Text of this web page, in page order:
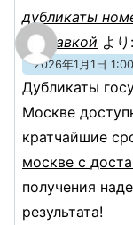
дубликаты
доставкой より:
2026年1月1日
Дубликаты
Москве
кратчайшие
москве с
получения
результата!